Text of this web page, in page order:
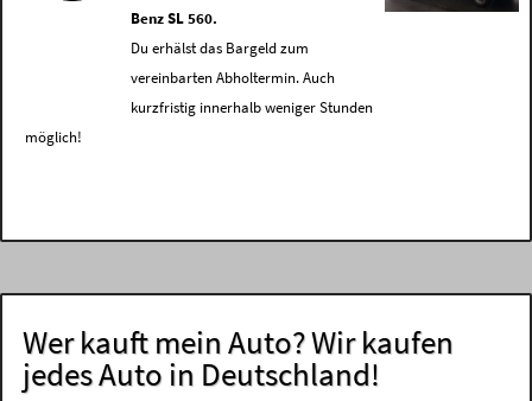
Benz SL 560.
Du erhälst das Bargeld zum
vereinbarten Abholtermin. Auch
kurzfristig innerhalb weniger Stunden
möglich!
Wer kauft mein Auto? Wir kaufen
jedes Auto in Deutschland!